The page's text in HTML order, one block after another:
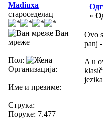
Madiuxa
староседелац
Ван
мреже
Пол:
Организација:
Име и презиме:
Струка:
Поруке: 7.477
«
Ovo
panj
A u